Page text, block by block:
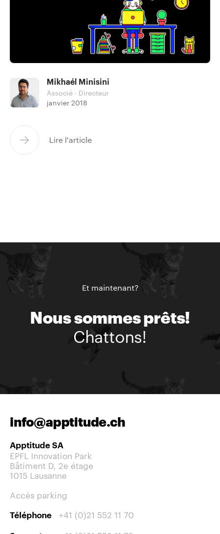
Mikhaél Minisini
Associé · Directeur
janvier 2018
Lire l'article
Et maintenant?
Nous sommes prêts!
Chattons!
info@apptitude.ch
Apptitude SA
EPFL Innovation Park
Bâtiment D, 2e étage
1015 Lausanne
Accès parking
Téléphone +41 (0)21 552 11 70